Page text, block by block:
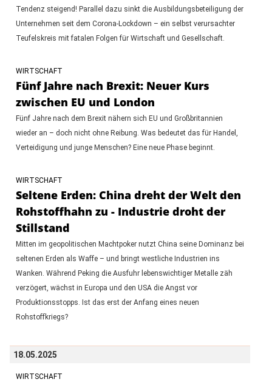
Tendenz steigend! Parallel dazu sinkt die Ausbildungsbeteiligung der
Unternehmen seit dem Corona-Lockdown – ein selbst verursachter
Teufelskreis mit fatalen Folgen für Wirtschaft und Gesellschaft.
WIRTSCHAFT
Fünf Jahre nach Brexit: Neuer Kurs
zwischen EU und London
Fünf Jahre nach dem Brexit nähern sich EU und Großbritannien
wieder an – doch nicht ohne Reibung. Was bedeutet das für Handel,
Verteidigung und junge Menschen? Eine neue Phase beginnt.
WIRTSCHAFT
Seltene Erden: China dreht der Welt den
Rohstoffhahn zu - Industrie droht der
Stillstand
Mitten im geopolitischen Machtpoker nutzt China seine Dominanz bei
seltenen Erden als Waffe – und bringt westliche Industrien ins
Wanken. Während Peking die Ausfuhr lebenswichtiger Metalle zäh
verzögert, wächst in Europa und den USA die Angst vor
Produktionsstopps. Ist das erst der Anfang eines neuen
Rohstoffkriegs?
18.05.2025
WIRTSCHAFT